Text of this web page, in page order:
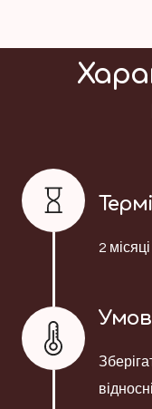
2 місяці